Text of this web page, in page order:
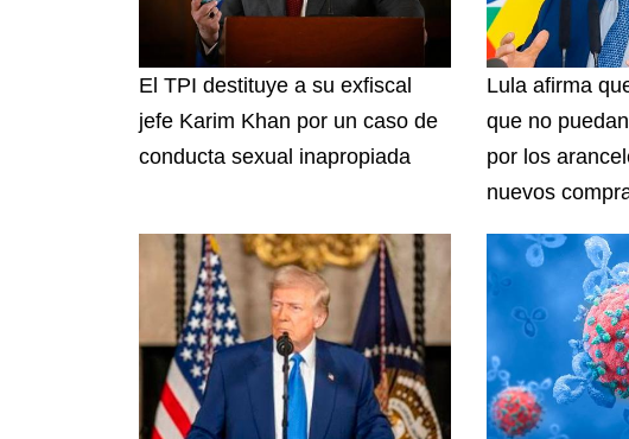
El TPI destituye a su exfiscal
jefe Karim Khan por un caso de
conducta sexual inapropiada
Lula afirma
que no
por los
nuevos